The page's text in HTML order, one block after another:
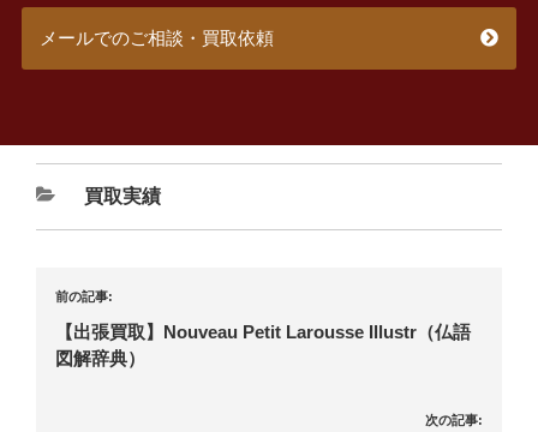
メールでのご相談・買取依頼
買取実績
前の記事:
【出張買取】Nouveau Petit Larousse Illustr（仏語
図解辞典）
次の記事: